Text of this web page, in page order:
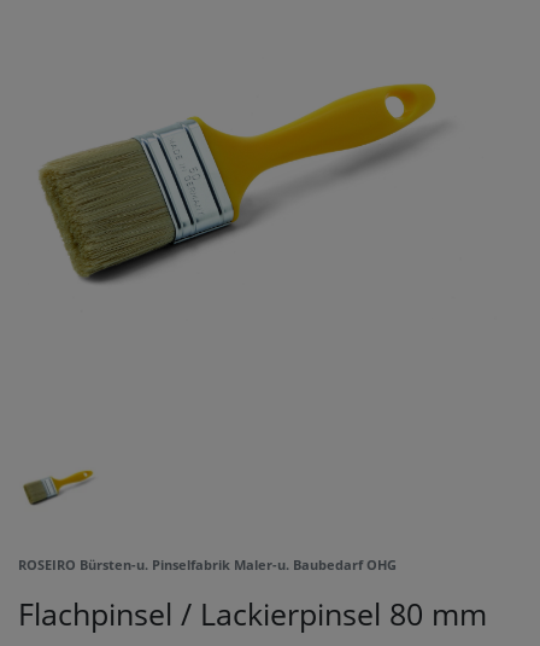
ROSEIRO Bürsten-u. Pinselfabrik Maler-u. Baubedarf OHG
Flachpinsel / Lackierpinsel 80 mm